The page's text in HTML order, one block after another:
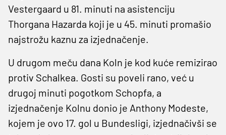
Vestergaard u 81. minuti na asistenciju
Thorgana Hazarda koji je u 45. minuti promašio
najstrožu kaznu za izjednačenje.
U drugom meču dana Koln je kod kuće remizirao
protiv Schalkea. Gosti su poveli rano, već u
drugoj minuti pogotkom Schopfa, a
izjednačenje Kolnu donio je Anthony Modeste,
kojem je ovo 17. gol u Bundesligi, izjednačivši se